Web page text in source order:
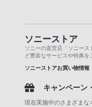
ソニーストア
ソニーの直営店「ソニース
ど豊富なサービスや特典を
ソニーストアお買い物情報
キャンペーン
現在実施中のさまざま